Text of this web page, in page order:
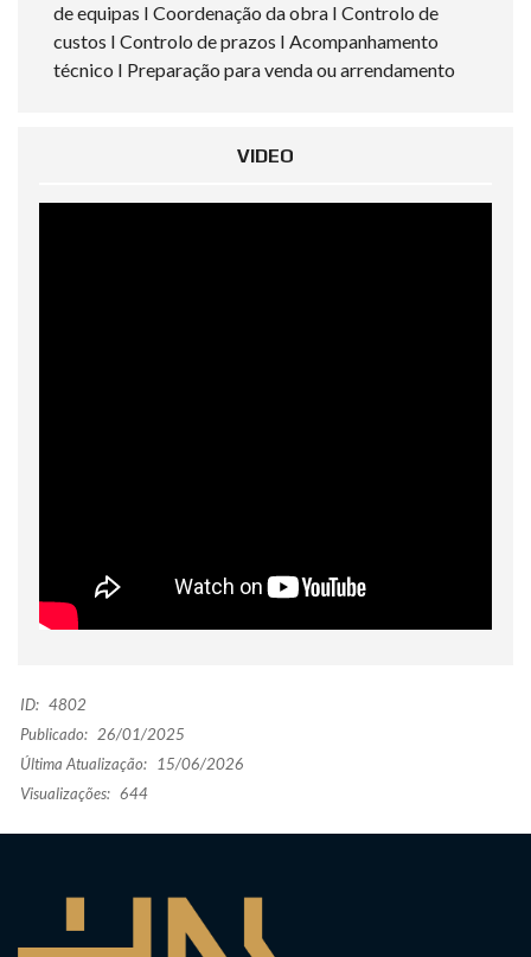
de equipas I Coordenação da obra I Controlo de
custos I Controlo de prazos I Acompanhamento
técnico I Preparação para venda ou arrendamento
VIDEO
ID: 4802
Publicado: 26/01/2025
Última Atualização:
15/06/2026
Visualizações: 644